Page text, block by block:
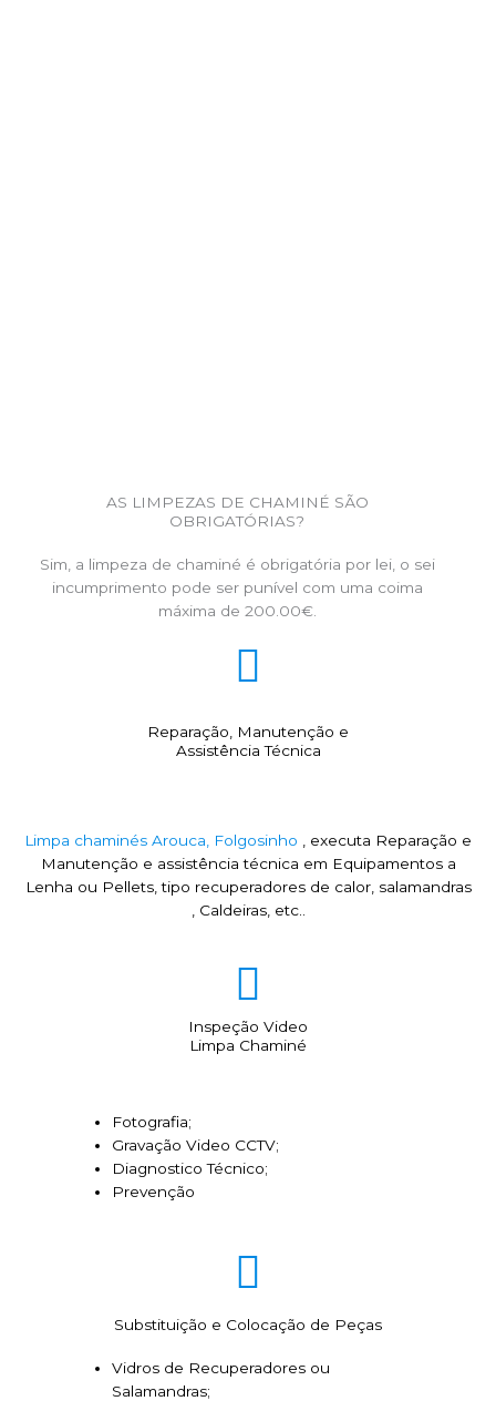
AS LIMPEZAS DE CHAMINÉ SÃO
OBRIGATÓRIAS?
Sim, a limpeza de chaminé é obrigatória por lei, o sei
incumprimento pode ser punível com uma coima
máxima de 200.00€.
Reparação, Manutenção e
Assistência Técnica
Limpa chaminés Arouca, Folgosinho , executa Reparação e
Manutenção e assistência técnica em Equipamentos a
Lenha ou Pellets, tipo recuperadores de calor, salamandras
, Caldeiras, etc..
Inspeção Video
Limpa Chaminé
Fotografia;
Gravação Video CCTV;
Diagnostico Técnico;
Prevenção
Substituição e Colocação de Peças
Vidros de Recuperadores ou
Salamandras;